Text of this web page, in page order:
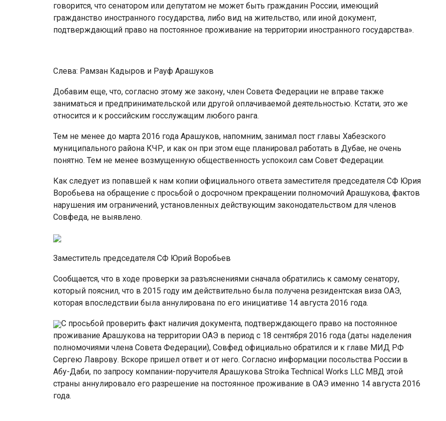
говорится, что сенатором или депутатом не может быть гражданин России, имеющий
гражданство иностранного государства, либо вид на жительство, или иной документ,
подтверждающий право на постоянное проживание на территории иностранного государства».
Слева: Рамзан Кадыров и Рауф Арашуков
Добавим еще, что, согласно этому же закону, член Совета Федерации не вправе также
заниматься и предпринимательской или другой оплачиваемой деятельностью. Кстати, это же
относится и к российским госслужащим любого ранга.
Тем не менее до марта 2016 года Арашуков, напомним, занимал пост главы Хабезского
муниципального района КЧР, и как он при этом еще планировал работать в Дубае, не очень
понятно. Тем не менее возмущенную общественность успокоил сам Совет Федерации.
Как следует из попавшей к нам копии официального ответа заместителя председателя СФ Юрия
Воробьева на обращение с просьбой о досрочном прекращении полномочий Арашукова, фактов
нарушения им ограничений, установленных действующим законодательством для членов
Совфеда, не выявлено.
Заместитель председателя СФ Юрий Воробьев
Сообщается, что в ходе проверки за разъяснениями сначала обратились к самому сенатору,
который пояснил, что в 2015 году им действительно была получена резидентская виза ОАЭ,
которая впоследствии была аннулирована по его инициативе 14 августа 2016 года.
С просьбой проверить факт наличия документа, подтверждающего право на постоянное
проживание Арашукова на территории ОАЭ в период с 18 сентября 2016 года (даты наделения
полномочиями члена Совета Федерации), Совфед официально обратился и к главе МИД РФ
Сергею Лаврову. Вскоре пришел ответ и от него. Согласно информации посольства России в
Абу-Даби, по запросу компании-поручителя Арашукова Stroika Technical Works LLC МВД этой
страны аннулировало его разрешение на постоянное проживание в ОАЭ именно 14 августа 2016
года.